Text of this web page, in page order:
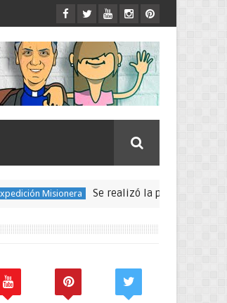
Se realizó la peregrinación para seguir las